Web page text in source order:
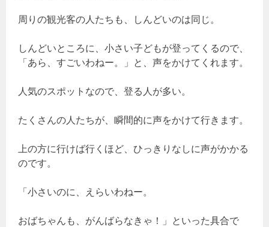
周りの観光客の人たちも、しんどいのは同じ。
しんどいところに、小さい子どもが登ってくるので、
「あら、すごいわねー。」と、声をかけてくれます。
人気のスポットなので、登る人が多い。
たくさんの人たちが、瞬間的に声をかけて行きます。
上の方に行けば行くほど、ひっきりなしに声がかかる
のです。
「小さいのに、えらいわねー。
おばちゃんも、がんばらなきゃ！」といった具合で